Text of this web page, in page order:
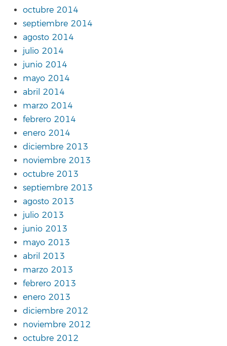
octubre 2014
septiembre 2014
agosto 2014
julio 2014
junio 2014
mayo 2014
abril 2014
marzo 2014
febrero 2014
enero 2014
diciembre 2013
noviembre 2013
octubre 2013
septiembre 2013
agosto 2013
julio 2013
junio 2013
mayo 2013
abril 2013
marzo 2013
febrero 2013
enero 2013
diciembre 2012
noviembre 2012
octubre 2012